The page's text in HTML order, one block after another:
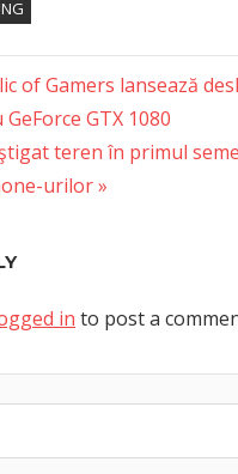
of Gamers lansează
GeForce GTX 1080
teren în primul
urilor
in to post a